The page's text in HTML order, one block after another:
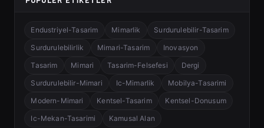
Endustriyel-Tasarim Mimarlik
Surdurulebilir-Tasarim
Surdurulebilirlik
Mimari-Tasarim
Inovasyon
Tasarim
Mimari Tasarim-Felsefesi
Dergi
Surdurulebilir-Mimari
Ic-Mimarlik
Mobilya-Tasarimi
Modern-Mimari
Kentsel-Tasarim
Kentsel-Donusum
Ic-Mekan-Tasarimi
Kamusal Alan